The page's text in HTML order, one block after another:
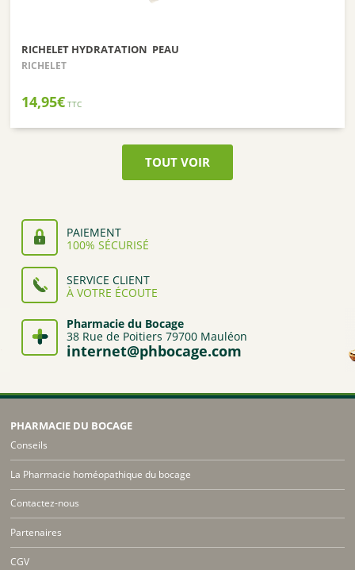
RICHELET HYDRATATION PEAU
RICHELET
14,95€ TTC
TOUT VOIR
PAIEMENT
100% SÉCURISÉ
SERVICE CLIENT
À VOTRE ÉCOUTE
Pharmacie du Bocage
38 Rue de Poitiers 79700 Mauléon
internet@phbocage.com
PHARMACIE DU BOCAGE
Conseils
La Pharmacie homéopathique du bocage
Contactez-nous
Partenaires
CGV